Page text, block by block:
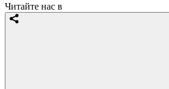
Читайте нас в